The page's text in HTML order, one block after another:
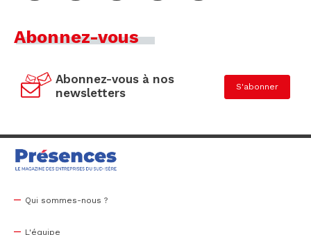
Abonnez-vous
Abonnez-vous à nos
newsletters
S'abonner
Qui sommes-nous ?
L'équipe